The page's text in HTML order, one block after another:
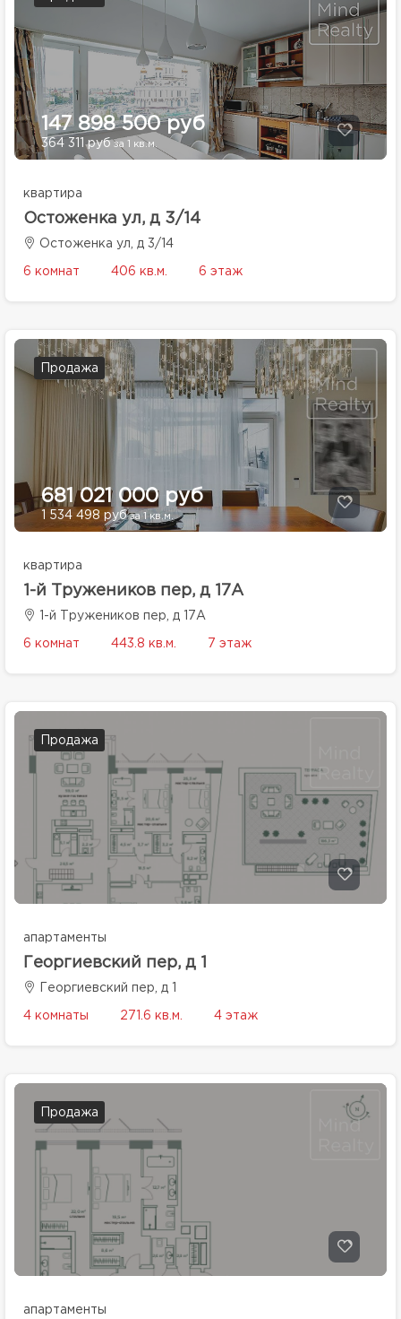
147 898 500 руб
364 311 руб за 1 кв.м.
квартира
Остоженка ул, д 3/14
Остоженка ул, д 3/14
6 комнат 406 кв.м. 6 этаж
Продажа
681 021 000 руб
1 534 498 рубза 1 кв.м.
квартира
1-й Тружеников пер, д 17А
1-й Тружеников пер, д 17А
6 комнат 443.8 кв.м. 7 этаж
Продажа
апартаменты
Георгиевский пер, д 1
Георгиевский пер, д 1
4 комнаты 271.6 кв.м. 4 этаж
Продажа
апартаменты